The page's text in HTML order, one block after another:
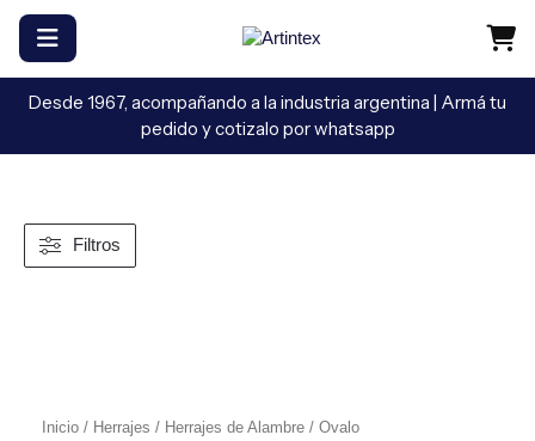
contenido
Desde 1967, acompañando a la industria argentina | Armá tu
pedido y cotizalo por whatsapp
Filtros
Inicio/ Herrajes / Herrajes de Alambre/ Ovalo